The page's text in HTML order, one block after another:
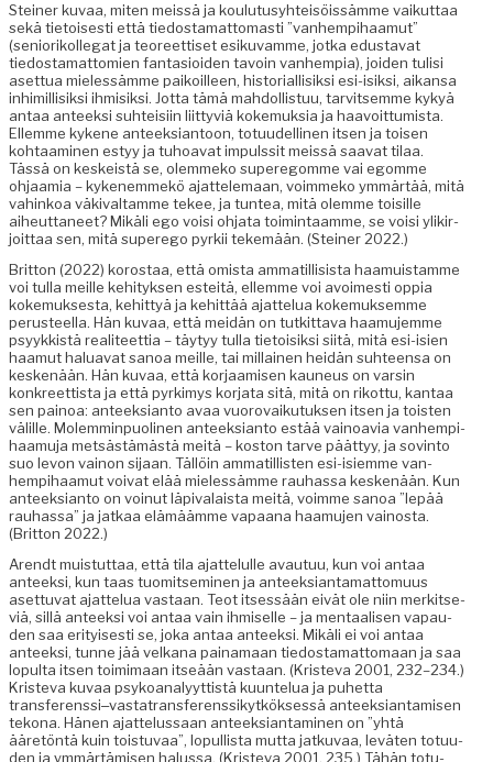
Stein­er kuvaa, miten meis­sä ja koulu­tusy­hteisöis­sämme vaikut­taa
sekä tietois­es­ti että tiedosta­mat­tomasti ”van­hempi­haa­mut”
(seniorikol­le­gat ja teo­reet­tiset esiku­vamme, jot­ka edus­ta­vat
tiedosta­mat­tomien fan­ta­sioiden tavoin van­hempia), joiden tulisi
aset­tua mielessämme paikoilleen, his­to­ri­al­lisik­si esi-isik­si, aikansa
inhimil­lisik­si ihmisik­si. Jot­ta tämä mah­dol­lis­tuu, tarvit­semme kykyä
antaa anteek­si suhteisi­in liit­tyviä koke­muk­sia ja haavoit­tumista.
Ellemme kykene anteek­siantoon, totu­udelli­nen itsen ja toisen
kohtaami­nen estyy ja tuhoa­vat impulssit meis­sä saa­vat tilaa.
Tässä on keskeistä se, olem­meko super­egomme vai egomme
ohjaamia – kyken­em­mekö ajat­tele­maan, voim­meko ymmärtää, mitä
vahinkoa väki­val­tamme tekee, ja tun­tea, mitä olemme toisille
aiheut­ta­neet? Mikäli ego voisi ohja­ta toim­intaamme, se voisi ylikir­
joit­taa sen, mitä super­ego pyrkii tekemään. (Stein­er 2022.)
Brit­ton (2022) korostaa, että omista ammatil­li­sista haa­muis­tamme
voi tul­la meille kehi­tyk­sen esteitä, ellemme voi avoimesti oppia
koke­muk­ses­ta, kehit­tyä ja kehit­tää ajat­telua koke­muk­semme
perus­teel­la. Hän kuvaa, että mei­dän on tutkit­ta­va haa­mu­jemme
psyykkistä reali­teet­tia – täy­tyy tul­la tietoisik­si siitä, mitä esi-isien
haa­mut halu­a­vat sanoa meille, tai mil­lainen hei­dän suh­teen­sa on
keskenään. Hän kuvaa, että kor­jaamisen kauneus on varsin
konkreet­tista ja että pyrkimys kor­ja­ta sitä, mitä on rikot­tu, kan­taa
sen pain­oa: anteek­sianto avaa vuorovaiku­tuk­sen itsen ja tois­t­en
välille. Molem­min­puo­li­nen anteek­sianto estää vain­oavia van­hempi­
haa­mu­ja met­sästämästä meitä – kos­ton tarve päät­tyy, ja sov­in­to
suo lev­on vain­on sijaan. Täl­löin ammatil­lis­ten esi-isiemme van­
hempi­haa­mut voivat elää mielessämme rauhas­sa keskenään. Kun
anteek­sianto on voin­ut läpi­valaista meitä, voimme sanoa ”lep­ää
rauhas­sa” ja jatkaa elämäämme vapaana haa­mu­jen vain­os­ta.
(Brit­ton 2022.)
Arendt muis­tut­taa, että tila ajat­telulle avau­tuu, kun voi antaa
anteek­si, kun taas tuomit­sem­i­nen ja anteek­sianta­mat­to­muus
aset­tuvat ajat­telua vas­taan. Teot itsessään eivät ole niin merk­it­se­
viä, sil­lä anteek­si voi antaa vain ihmiselle – ja men­taalisen vapau­
den saa eri­tyis­es­ti se, joka antaa anteek­si. Mikäli ei voi antaa
anteek­si, tunne jää velka­na paina­maan tiedosta­mat­tomaan ja saa
lop­ul­ta itsen toim­i­maan itseään vas­taan. (Kris­te­va 2001, 232–234.)
Kris­te­va kuvaa psyko­ana­lyyt­tistä kuun­telua ja puhet­ta
transferenssi‒vastatransferenssikytköksessä anteek­siantamisen
tekona. Hänen ajat­telus­saan anteek­siant­a­mi­nen on ”yhtä
ääretön­tä kuin tois­tu­vaa”, lop­ullista mut­ta jatku­vaa, lev­äten totu­u­
den ja ymmärtämisen halus­sa. (Kris­te­va 2001, 235.) Tähän totu­